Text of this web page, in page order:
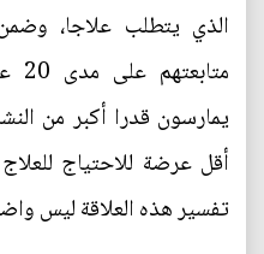
الذي يتطلب علاجا،
يمارسون قدرا أكبر من
أقل عرضة للاحتياج
تفسير هذه العلاقة ليس